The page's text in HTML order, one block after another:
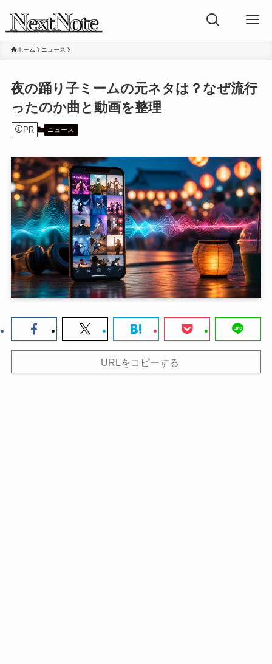
ホーム ニュース
夜の踊り子ミームの元ネタは？なぜ流行
ったのか曲と動画を整理
PR ニュース
URLをコピーする